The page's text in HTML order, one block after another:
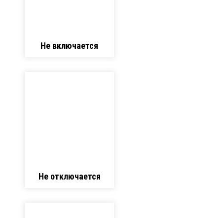
Не включается
Не отключается